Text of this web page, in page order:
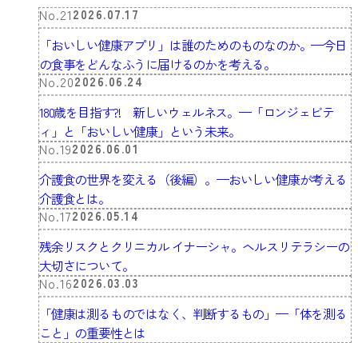
No.212026.07.17
「おいしい健康アプリ」は誰のためのものなのか。—今日
の食事をどんなふうに届けるのかを考える。
No.202026.06.24
180歳を目指す?! 新しいウェルネス。—「ロンジェビテ
ィ」と「おいしい健康」という未来。
No.192026.06.01
介護食の世界を変える（後編）。—おいしい健康が考える
介護食とは。
No.172026.05.14
残余リスクとクリニカル イナーシャ。ヘルスリテラシーの
大切さについて。
No.162026.03.03
「健康は測るものではなく、判断するもの」 —「体を測る
こと」の重要性とは